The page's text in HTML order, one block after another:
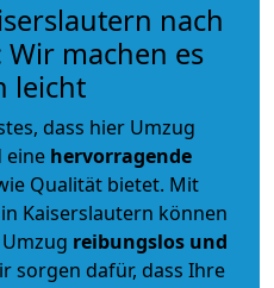
nach
machen es
leicht
dass hier Umzug
eine hervorragende
Qualität bietet. Mit
Kaiserslautern können
reibungslos und
sorgen dafür, dass Ihre